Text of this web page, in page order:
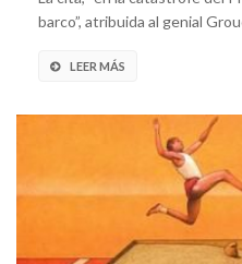
barco”, atribuida al genial
LEER MÁS